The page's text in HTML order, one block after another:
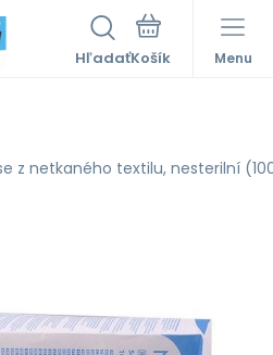
Hľadať Menu
z netkaného textilu, nesterilní